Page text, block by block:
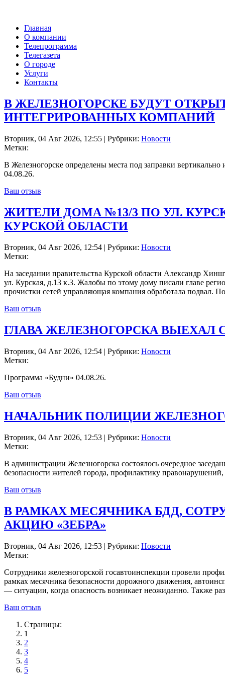
Главная
О компании
Телепрограмма
Телегазета
О городе
Услуги
Контакты
В ЖЕЛЕЗНОГОРСКЕ БУДУТ
ИНТЕГРИРОВАННЫХ КОМПАНИЙ
Вторник, 04 Авг 2026, 12:55 | Рубрики: Новости
Метки:
В Железногорске определены места под заправки
04.08.26.
Ваш отзыв
ЖИТЕЛИ ДОМА №13/3 ПО УЛ.
КУРСКОЙ ОБЛАСТИ
Вторник, 04 Авг 2026, 12:54 | Рубрики: Новости
Метки:
На заседании правительства Курской области Александр
ул. Курская, д.13 к.3. Жалобы по этому дому писали главе
прочистки сетей управляющая компания обработала подвал.
Ваш отзыв
ГЛАВА ЖЕЛЕЗНОГОРСКА
Вторник, 04 Авг 2026, 12:54 | Рубрики: Новости
Метки:
Программа «Будни» 04.08.26.
Ваш отзыв
НАЧАЛЬНИК ПОЛИЦИИ
Вторник, 04 Авг 2026, 12:53 | Рубрики: Новости
Метки:
В администрации Железногорска состоялось очередное
безопасности жителей города, профилактику
Ваш отзыв
В РАМКАХ МЕСЯЧНИКА БДД,
АКЦИЮ «ЗЕБРА»
Вторник, 04 Авг 2026, 12:53 | Рубрики: Новости
Метки:
Сотрудники железногорской госавтоинспекции провели
рамках месячника безопасности дорожного движения,
— ситуации, когда опасность возникает неожиданно. Также
Ваш отзыв
Страницы:
1
2
3
4
5